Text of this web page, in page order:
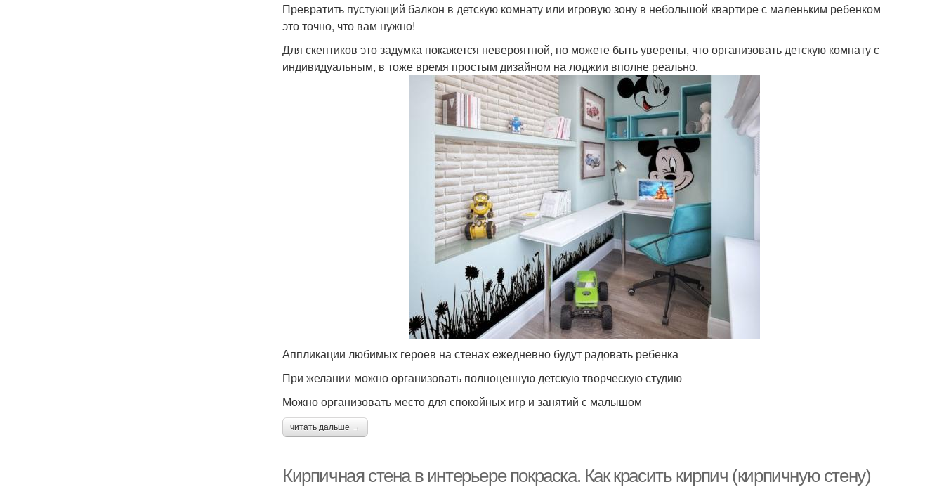
Превратить пустующий балкон в детскую комнату или игровую зону в небольшой квартире с маленьким ребенком
это точно, что вам нужно!
Для скептиков это задумка покажется невероятной, но можете быть уверены, что организовать детскую комнату с
индивидуальным, в тоже время простым дизайном на лоджии вполне реально.
Аппликации любимых героев на стенах ежедневно будут радовать ребенка
При желании можно организовать полноценную детскую творческую студию
Можно организовать место для спокойных игр и занятий с малышом
читать дальше →
Кирпичная стена в интерьере покраска. Как красить кирпич (кирпичную стену)